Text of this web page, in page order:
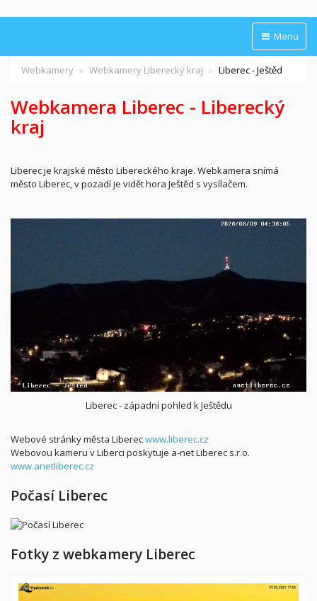
Menu
Webkamery Webkamery Liberecký kraj Liberec - Ještěd
Webkamera Liberec - Liberecký
kraj
Liberec je krajské město Libereckého kraje. Webkamera snímá
město Liberec, v pozadí je vidět hora Ještěd s vysílačem.
Liberec - západní pohled k Ještědu
Webové stránky města Liberecwww.liberec.cz
Webovou kameru v Liberci poskytuje a-net Liberec s.r.o.
www.anetliberec.cz
Počasí Liberec
Fotky z webkamery Liberec